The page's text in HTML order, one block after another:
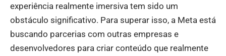
experiência realmente imersiva tem sido um
obstáculo significativo. Para superar isso, a Meta está
buscando parcerias com outras empresas e
desenvolvedores para criar conteúdo que realmente